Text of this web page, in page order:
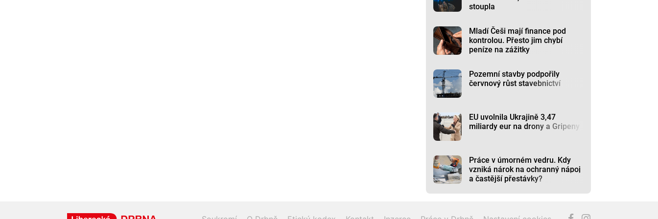
stoupla
Mladí Češi mají finance pod
kontrolou. Přesto jim chybí
peníze na zážitky
Pozemní stavby podpořily
červnový růst stavebnictví
EU uvolnila Ukrajině 3,47
miliardy eur na drony a Gripeny
Práce v úmorném vedru. Kdy
vzniká nárok na ochranný nápoj
a častější přestávky?